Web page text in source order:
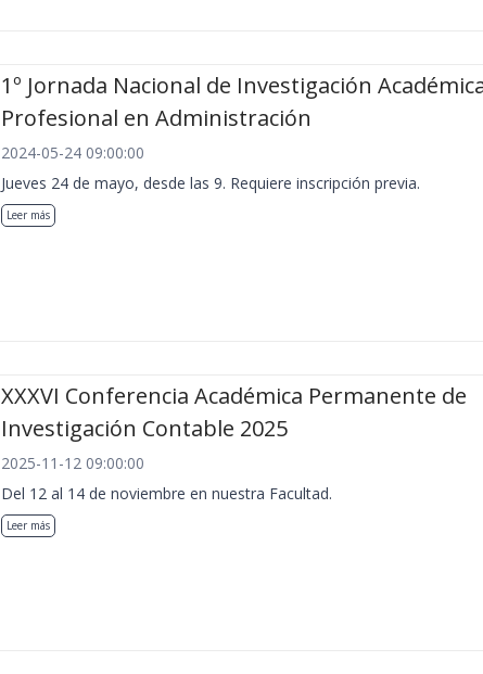
1º Jornada Nacional de Investigación
Profesional en Administración
2024-05-24 09:00:00
Jueves 24 de mayo, desde las 9. Requiere inscripción previa.
Leer más
XXXVI Conferencia Académica Permanente de
Investigación Contable 2025
2025-11-12 09:00:00
Del 12 al 14 de noviembre en nuestra Facultad.
Leer más